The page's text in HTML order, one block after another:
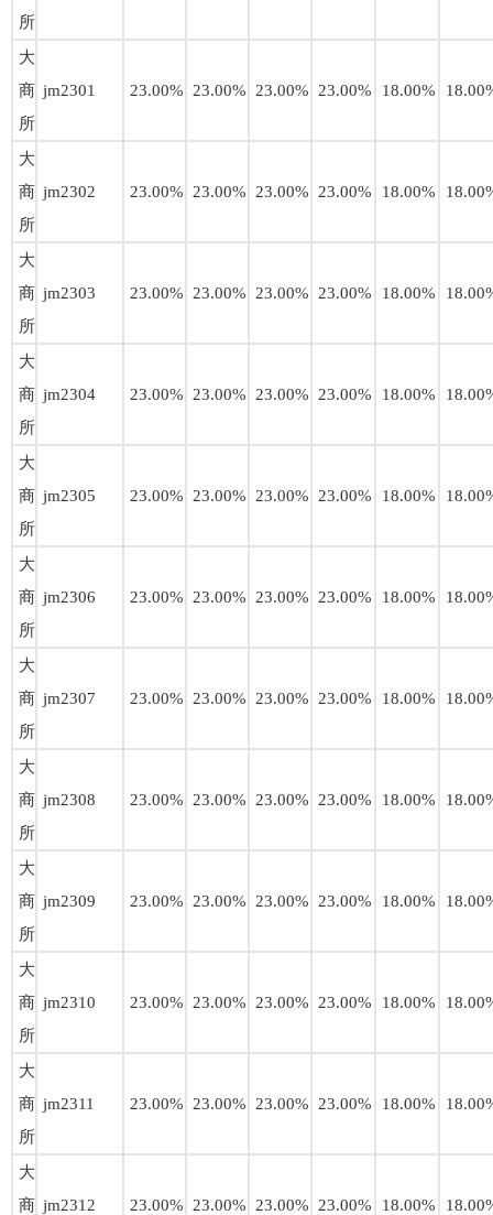
所
大
商
所
jm2301 23.00% 23.00% 23.00% 23.00% 18.00%
大
商
所
jm2302 23.00% 23.00% 23.00% 23.00% 18.00%
大
商
所
jm2303 23.00% 23.00% 23.00% 23.00% 18.00%
大
商
所
jm2304 23.00% 23.00% 23.00% 23.00% 18.00%
大
商
所
jm2305 23.00% 23.00% 23.00% 23.00% 18.00%
大
商
所
jm2306 23.00% 23.00% 23.00% 23.00% 18.00%
大
商
所
jm2307 23.00% 23.00% 23.00% 23.00% 18.00%
大
商
所
jm2308 23.00% 23.00% 23.00% 23.00% 18.00%
大
商
所
jm2309 23.00% 23.00% 23.00% 23.00% 18.00%
大
商
所
jm2310 23.00% 23.00% 23.00% 23.00% 18.00%
大
商
所
jm2311 23.00% 23.00% 23.00% 23.00% 18.00%
大
商 jm2312 23.00% 23.00% 23.00% 23.00% 18.00%